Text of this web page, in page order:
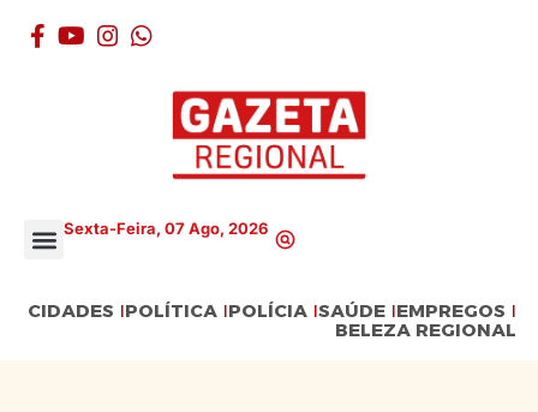
Sexta-Feira, 07 Ago, 2026
CIDADES POLÍTICA POLÍCIA SAÚDE EMPREGOS
BELEZA REGIONAL